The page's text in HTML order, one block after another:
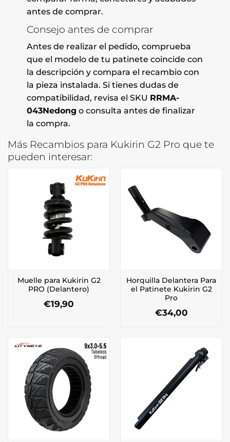
antes de comprar.
Consejo antes de comprar
Antes de realizar el pedido, comprueba
que el modelo de tu patinete coincide con
la descripción y compara el recambio con
la pieza instalada. Si tienes dudas de
compatibilidad, revisa el SKU RRMA-
043Nedong o consulta antes de finalizar
la compra.
Más Recambios para Kukirin G2 Pro que te
pueden interesar:
Muelle para Kukirin G2
PRO (Delantero)
€19,90
Horquilla Delantera Para
el Patinete Kukirin G2
Pro
€34,00